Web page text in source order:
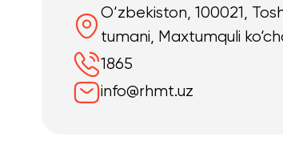
O‘zbekiston, 100021,
tumani, Maxtumquli
1865
info@rhmt.uz